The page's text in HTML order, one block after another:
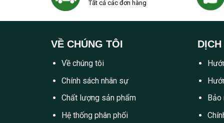
Tất cả các đơn hàng
VỀ CHÚNG TÔI
Về chúng tôi
Chính sách nhân sự
Chất lượng sản phẩm
Hệ thống phân phối